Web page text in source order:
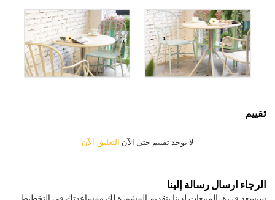
تقييم
لا يوجد تقييم حتى الآن التعليق الآن
الرجاء ارسال رسالة إلينا
سيسعد فريق المبيعات لدينا بتقديم المشورة لك ومساعدتك في التخطيط